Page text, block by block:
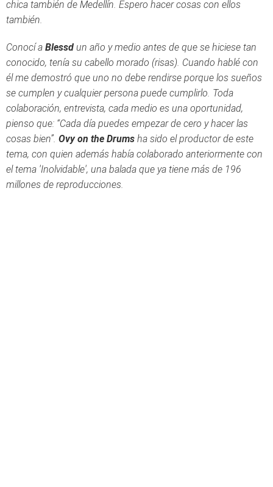
chica también de Medellín. Espero hacer cosas con ellos
también.
Conocí a Blessd un año y medio antes de que se hiciese tan
conocido, tenía su cabello morado (risas). Cuando hablé con
él me demostró que uno no debe rendirse porque los sueños
se cumplen y cualquier persona puede cumplirlo. Toda
colaboración, entrevista, cada medio es una oportunidad,
pienso que: “Cada día puedes empezar de cero y hacer las
cosas bien”. Ovy on the Drums ha sido el productor de este
tema, con quien además había colaborado anteriormente con
el tema 'Inolvidable', una balada que ya tiene más de 196
millones de reproducciones.